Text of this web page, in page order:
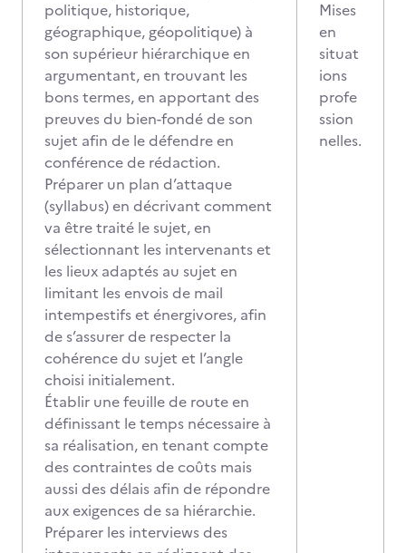
politique, historique,
géographique, géopolitique) à
son supérieur hiérarchique en
argumentant, en trouvant les
bons termes, en apportant des
preuves du bien-fondé de son
sujet afin de le défendre en
conférence de rédaction.
Préparer un plan d’attaque
(syllabus) en décrivant comment
va être traité le sujet, en
sélectionnant les intervenants et
les lieux adaptés au sujet en
limitant les envois de mail
intempestifs et énergivores, afin
de s’assurer de respecter la
cohérence du sujet et l’angle
choisi initialement.
Établir une feuille de route en
définissant le temps nécessaire à
sa réalisation, en tenant compte
des contraintes de coûts mais
aussi des délais afin de répondre
aux exigences de sa hiérarchie.
Préparer les interviews des
Mises
en
situat
ions
profe
ssion
nelles.